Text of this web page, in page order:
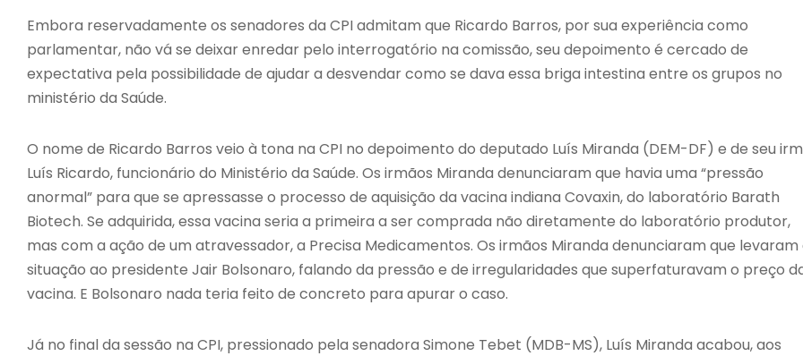
Embora reservadamente os senadores da CPI admitam que Ricardo Barros, por sua experiência como
parlamentar, não vá se deixar enredar pelo interrogatório na comissão, seu depoimento é cercado de
expectativa pela possibilidade de ajudar a desvendar como se dava essa briga intestina entre os grupos no
ministério da Saúde.
O nome de Ricardo Barros veio à tona na CPI no depoimento do deputado Luís Miranda (DEM-DF) e de seu
Luís Ricardo, funcionário do Ministério da Saúde. Os irmãos Miranda denunciaram que havia uma “pressão
anormal” para que se apressasse o processo de aquisição da vacina indiana Covaxin, do laboratório Barath
Biotech. Se adquirida, essa vacina seria a primeira a ser comprada não diretamente do laboratório produtor,
mas com a ação de um atravessador, a Precisa Medicamentos. Os irmãos Miranda denunciaram que levaram
situação ao presidente Jair Bolsonaro, falando da pressão e de irregularidades que superfaturavam o preço
vacina. E Bolsonaro nada teria feito de concreto para apurar o caso.
Já no final da sessão na CPI, pressionado pela senadora Simone Tebet (MDB-MS), Luís Miranda acabou, aos